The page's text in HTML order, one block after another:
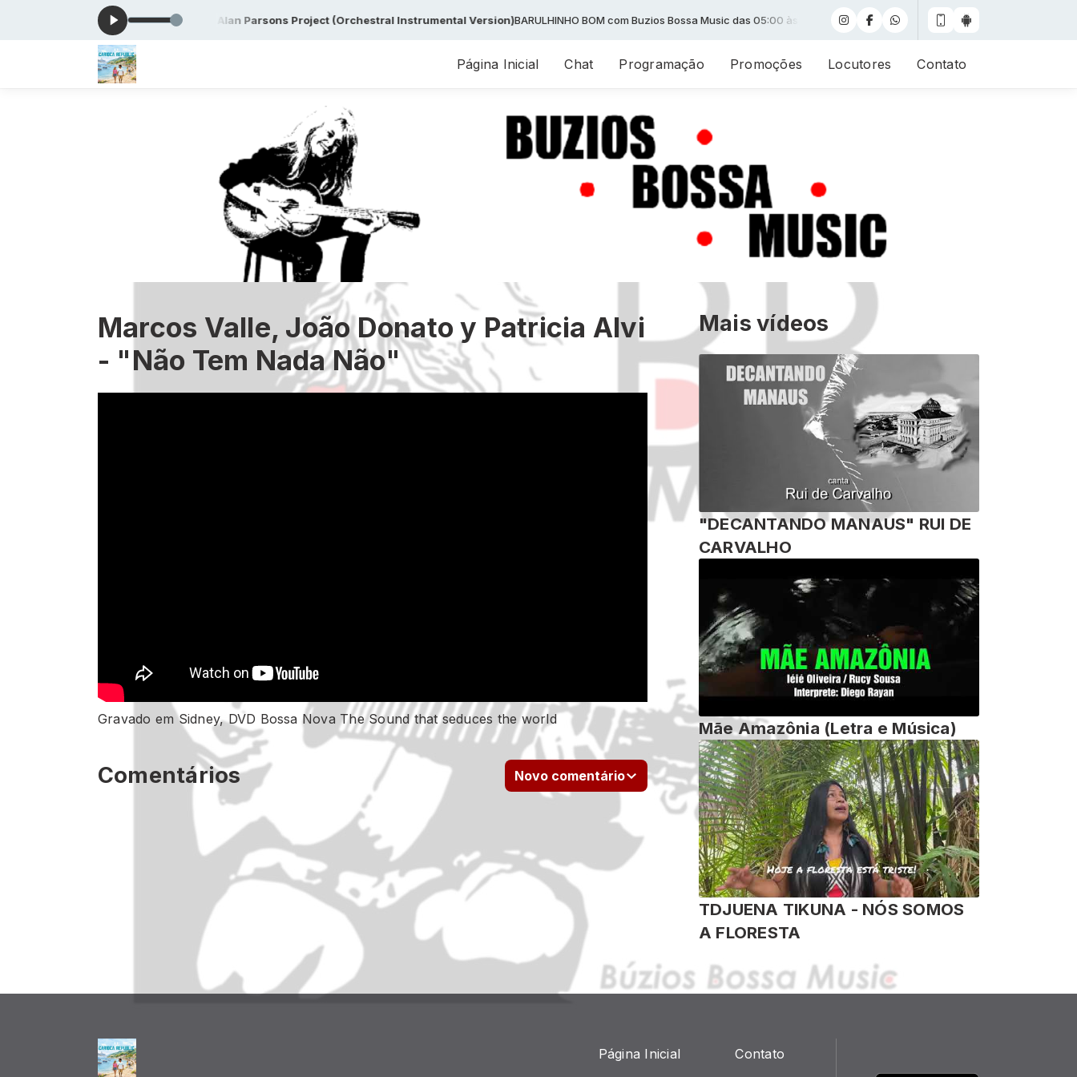
Tocando agora: Time by Alan Parsons Project (Orchestral Instrumental Version)BARULHINHO BOM com Buzios Bossa Music das 05:00 às 09:00 -Tocando agora: Time by Alan Parsons Project
Página Inicial Chat Programação Promoções Locutores Contato
Marcos Valle, João Donato y Patricia Alvi
- "Não Tem Nada Não"
Mais vídeos
"DECANTANDO MANAUS" RUI DE
CARVALHO
Mãe Amazônia (Letra e Música)
TDJUENA TIKUNA - NÓS SOMOS
A FLORESTA
Gravado em Sidney, DVD Bossa Nova The Sound that seduces the world
Comentários Novo comentário
Página Inicial Contato